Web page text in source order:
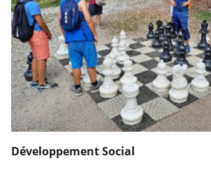
Développement Social